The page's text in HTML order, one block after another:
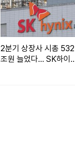
2분기 상장사 시총 532
조원 늘었다… SK하이